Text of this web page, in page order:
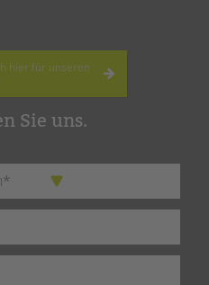
hier für unseren
Sie uns.